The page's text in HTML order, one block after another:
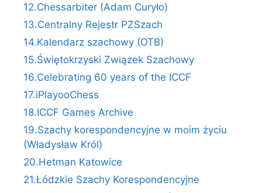
12.Chessarbiter (Adam Curyło)
13.Centralny Rejestr PZSzach
14.Kalendarz szachowy (OTB)
15.Świętokrzyski Związek Szachowy
16.Celebrating 60 years of the ICCF
17.iPlayooChess
18.ICCF Games Archive
19.Szachy korespondencyjne w moim życiu
(Władysław Król)
20.Hetman Katowice
21.Łódzkie Szachy Korespondencyjne